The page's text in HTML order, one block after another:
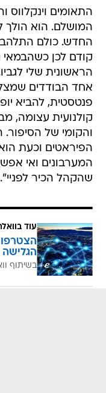
התאומים
המושלם. הוא הולך
החדש. כולם
קודם לכן כשהבמאי
הראשונית שלי
אחד הבודדים
פנטסטית, להביא
קולנועית עצומה,
והקומי של
הפיראטים וכעת
המערבונים ואי
שהקהל הכיר לפניי".
עוד
הגלישה
בשיתוף